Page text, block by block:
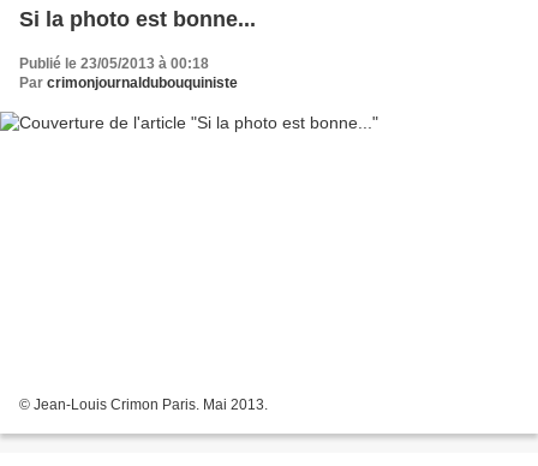
Si la photo est bonne...
Publié le 23/05/2013 à 00:18
Par crimonjournaldubouquiniste
© Jean-Louis Crimon Paris. Mai 2013.